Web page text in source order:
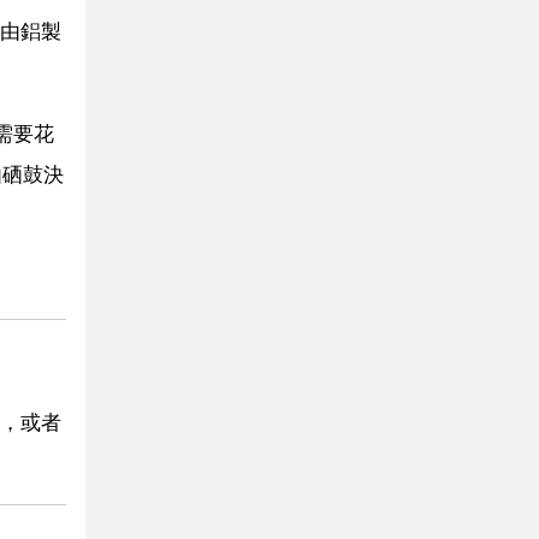
鋁製
要花
鼓決
或者